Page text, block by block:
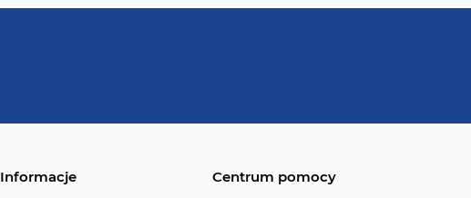
Informacje Centrum pomocy